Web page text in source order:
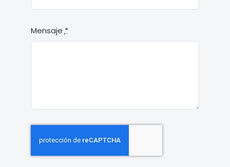
Mensaje *